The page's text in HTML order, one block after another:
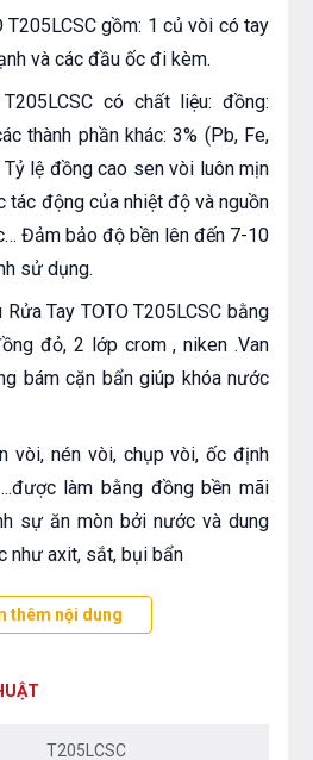
T205LCSC gồm: 1 củ vòi có tay
và các đầu ốc đi kèm.
có chất liệu: đồng:
thành phần khác: 3% (Pb, Fe,
Tỷ lệ đồng cao sen vòi luôn mịn
tác động của nhiệt độ và nguồn
Đảm bảo độ bền lên đến 7-10
sử dụng.
Tay TOTO T205LCSC bằng
đỏ, 2 lớp crom , niken .Van
bám cặn bẩn giúp khóa nước
vòi, nén vòi, chụp vòi, ốc định
làm bằng đồng bền mãi
sự ăn mòn bởi nước và dung
như axit, sắt, bụi bẩn
dẻo giúp cho sen vòi không bị
tác động bên ngoài. Roăng cao
nhập của chất xúc tác đảm
thêm nội dung
T205LCSC